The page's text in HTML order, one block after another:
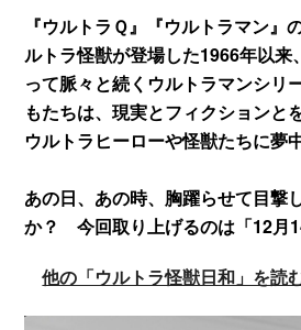
『ウルトラＱ』『ウルトラマン』
ルトラ怪獣が登場した1966年以来
って脈々と続くウルトラマンシリ
もたちは、現実とフィクションと
ウルトラヒーローや怪獣たちに夢
あの日、あの時、胸躍らせて目撃
か？ 今回取り上げるのは「12月
他の「ウルトラ怪獣日和」を読